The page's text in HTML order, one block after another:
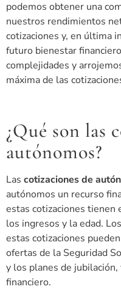
podemos obtener una
nuestros rendimientos
cotizaciones y, en última
futuro bienestar
complejidades y
máxima de las
¿Qué son las
autónomos?
Las cotizaciones de
autónomos un recurso
estas cotizaciones tienen
los ingresos y la edad.
estas cotizaciones
ofertas de la Seguridad
y los planes de
financiero.